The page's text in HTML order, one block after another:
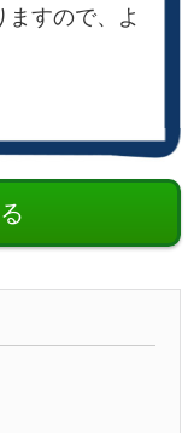
すので、よ